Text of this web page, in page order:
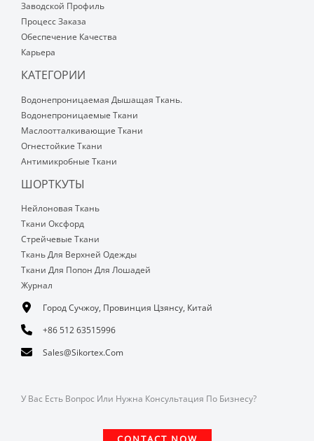
Заводской Профиль
Процесс Заказа
Обеспечение Качества
Карьера
КАТЕГОРИИ
Водонепроницаемая Дышащая Ткань.
Водонепроницаемые Ткани
Маслоотталкивающие Ткани
Огнестойкие Ткани
Антимикробные Ткани
ШОРТКУТЫ
Нейлоновая Ткань
Ткани Оксфорд
Стрейчевые Ткани
Ткань Для Верхней Одежды
Ткани Для Попон Для Лошадей
Журнал
Город Сучжоу, Провинция Цзянсу, Китай
+86 512 63515996
Sales@sikortex.com
У Вас Есть Вопрос Или Нужна Консультация По Бизнесу?